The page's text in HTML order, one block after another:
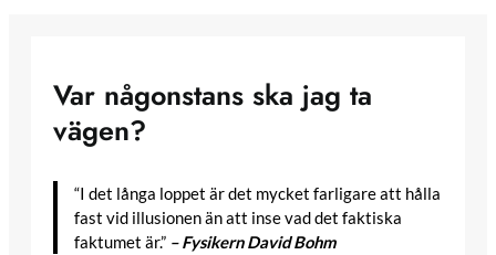
Var någonstans ska jag ta
vägen?
“I det långa loppet är det mycket farligare att hålla
fast vid illusionen än att inse vad det faktiska
faktumet är.” – Fysikern David Bohm